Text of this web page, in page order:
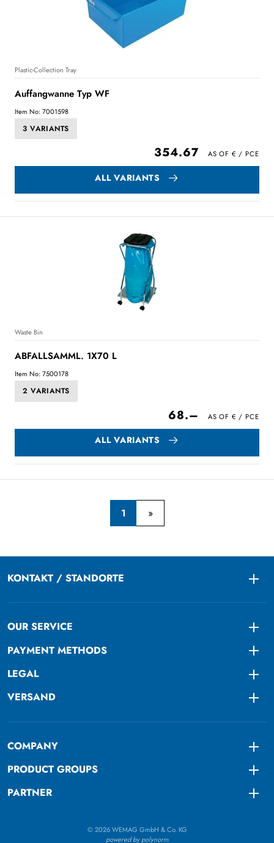
Plastic-Collection Tray
Auffangwanne Typ WF
Item No: 7001598
3 VARIANTS
354.67
ALL VARIANTS
Waste Bin
ABFALLSAMML. 1X70 L
Item No: 7500178
2 VARIANTS
68.–
ALL VARIANTS
1
KONTAKT / STANDORTE
OUR SERVICE
PAYMENT METHODS
LEGAL
VERSAND
COMPANY
PRODUCT GROUPS
PARTNER
© 2026 WEMAG GmbH & Co. KG
powered by polynorm